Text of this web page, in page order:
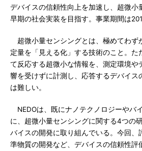
デバイスの信頼性向上を加速し、超微小
早期の社会実装を目指す。事業期間は
超微小量センシングとは、極めてわず
定量を「見える化」する技術のこと。た
て反応する超微小な情報を、測定環境や
響を受けずに計測し、応答するデバイス
は難しい。
NEDOは、既にナノテクノロジーやバ
に、超微小量センシングに関する4つの
バイスの開発に取り組んでいる。今回、
準物質の開発など、デバイスの信頼性評